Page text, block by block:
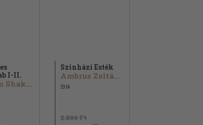
I-II.
William Shakespeare...
Szinházi Esték
Ambrus Zoltán...
1914
2.880 Ft